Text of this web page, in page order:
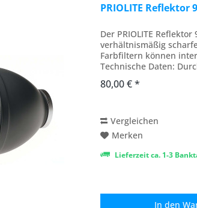
PRIOLITE Reflektor
Der PRIOLITE
verhältnismäßig
Farbfiltern können
Technische Daten:
80,00 € *
Vergleichen
Merken
Lieferzeit ca. 1-3
In den